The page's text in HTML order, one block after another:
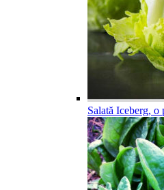
Salată Iceberg, o